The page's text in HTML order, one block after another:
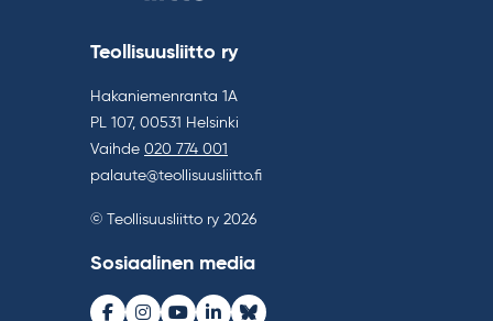
Teollisuusliitto ry
Hakaniemenranta 1A
PL 107, 00531 Helsinki
Vaihde 020 774 001
palaute@teollisuusliitto.fi
© Teollisuusliitto ry 2026
Sosiaalinen media